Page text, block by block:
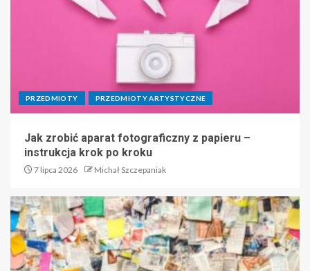
PRZEDMIOTY PRZEDMIOTY ARTYSTYCZNE
Jak zrobić aparat fotograficzny z papieru –
instrukcja krok po kroku
7 lipca 2026 Michał Szczepaniak